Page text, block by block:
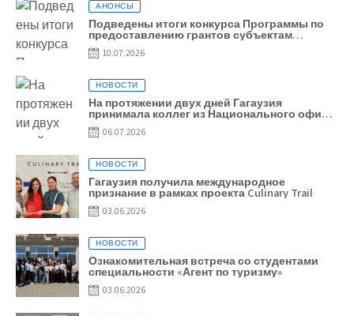
АНОНСЫ
Подведены итоги конкурса Программы по
предоставлению грантов субъектам
предпринимательства – 2026
10.07.2026
НОВОСТИ
На протяжении двух дней Гагаузия
принимала коллег из Национального офиса
туризма Республики Молдова
06.07.2026
НОВОСТИ
Гагаузия получила международное
признание в рамках проекта Culinary Trail
03.06.2026
НОВОСТИ
Ознакомительная встреча со студентами
специальности «Агент по туризму»
03.06.2026